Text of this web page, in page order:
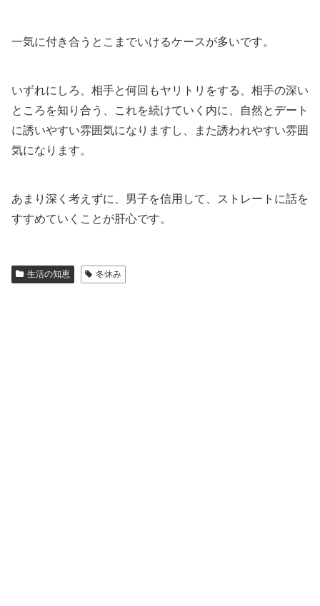
一気に付き合うとこまでいけるケースが多いです。
いずれにしろ、相手と何回もヤリトリをする、相手の深い
ところを知り合う、これを続けていく内に、自然とデート
に誘いやすい雰囲気になりますし、また誘われやすい雰囲
気になります。
あまり深く考えずに、男子を信用して、ストレートに話を
すすめていくことが肝心です。
生活の知恵 冬休み